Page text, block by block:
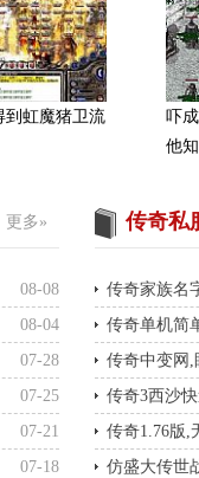
到虹魔猪卫流
吓
他
更多»
08-08
08-04
07-28
07-25
07-21
07-18
传奇私
传奇家族名
传奇单机简
传奇中变网,
传奇3西沙
传奇1.76版,
仿盛大传世